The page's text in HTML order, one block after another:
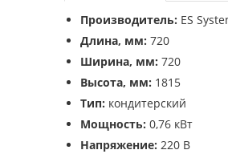
Производитель: ES
Длина, мм: 720
Ширина, мм: 720
Высота, мм: 1815
Тип: кондитерский
Мощность: 0,76 кВт
Напряжение: 220 В